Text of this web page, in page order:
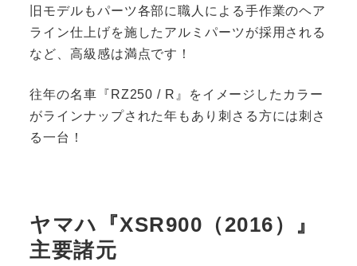
旧モデルもパーツ各部に職人による手作業のヘア
ライン仕上げを施したアルミパーツが採用される
など、高級感は満点です！
往年の名車『RZ250 / R』をイメージしたカラー
がラインナップされた年もあり刺さる方には刺さ
る一台！
ヤマハ『XSR900（2016）』
主要諸元